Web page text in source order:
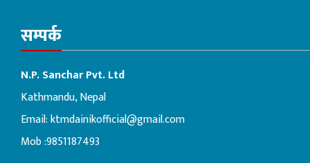
सम्पर्क
N.P. Sanchar Pvt. Ltd
Kathmandu, Nepal
Email:ktmdainikofficial@gmail.com
Mob :9851187493